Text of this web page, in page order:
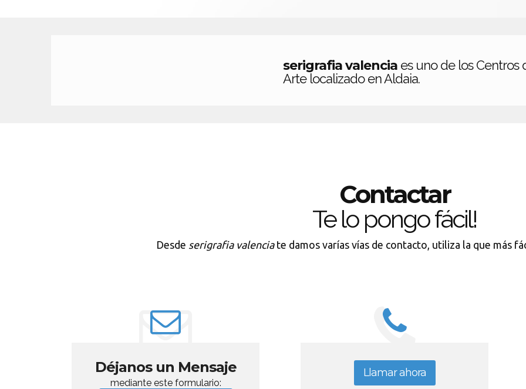
serigrafia valencia es uno de los Centros
Arte localizado en Aldaia.
Contactar
Te lo pongo fácil!
Desde serigrafia valenciate damos varías vías de contacto, utiliza la que más
Déjanos un Mensaje
mediante este formulario:
Llamar ahora